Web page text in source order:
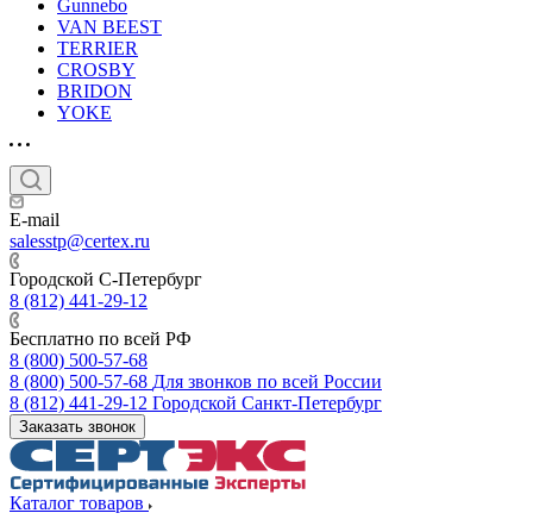
Gunnebo
VAN BEEST
TERRIER
CROSBY
BRIDON
YOKE
E-mail
salesstp@certex.ru
Городской С-Петербург
8 (812) 441-29-12
Бесплатно по всей РФ
8 (800) 500-57-68
8 (800) 500-57-68 Для звонков по всей России
8 (812) 441-29-12 Городской Санкт-Петербург
Заказать звонок
Каталог товаров